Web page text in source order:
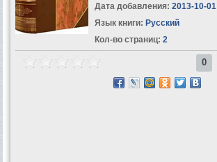
Дата добавления: 2013-10-01
Язык книги: Русский
Кол-во страниц: 2
0